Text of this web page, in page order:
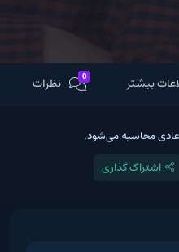
بیشتر 0 نظرات
محاسبه می‌شود.
اشتراک گذاری